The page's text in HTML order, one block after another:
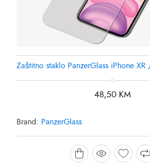
Zaštitno staklo PanzerGlass iPhone XR
48,50 KM
Brand: PanzerGlass